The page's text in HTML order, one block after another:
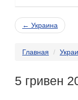
← Украина
Главная
5 гривен